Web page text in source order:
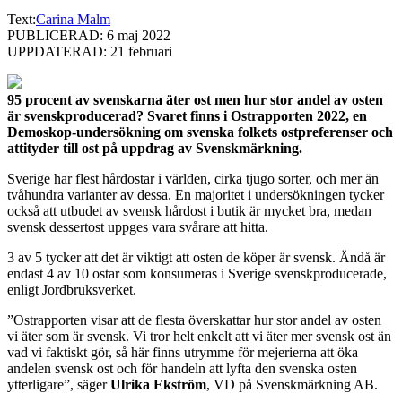
Text:Carina Malm
PUBLICERAD: 6 maj 2022
UPPDATERAD: 21 februari
95 procent av svenskarna äter ost men hur stor andel av osten
är svenskproducerad? Svaret finns i Ostrapporten 2022, en
Demoskop-undersökning om svenska folkets ostpreferenser och
attityder till ost på uppdrag av Svenskmärkning.
Sverige har flest hårdostar i världen, cirka tjugo sorter, och mer än
tvåhundra varianter av dessa. En majoritet i undersökningen tycker
också att utbudet av svensk hårdost i butik är mycket bra, medan
svensk dessertost uppges vara svårare att hitta.
3 av 5 tycker att det är viktigt att osten de köper är svensk. Ändå är
endast 4 av 10 ostar som konsumeras i Sverige svenskproducerade,
enligt Jordbruksverket.
”Ostrapporten visar att de flesta överskattar hur stor andel av osten
vi äter som är svensk. Vi tror helt enkelt att vi äter mer svensk ost än
vad vi faktiskt gör, så här finns utrymme för mejerierna att öka
andelen svensk ost och för handeln att lyfta den svenska osten
ytterligare”, sägerUlrika Ekström, VD på Svenskmärkning AB.